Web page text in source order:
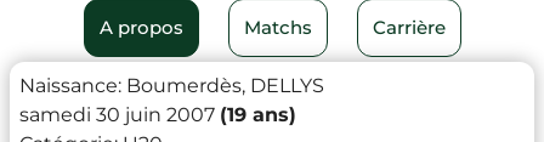
A propos Matchs Carrière
Naissance: Boumerdès, DELLYS
samedi 30 juin 2007 (19 ans)